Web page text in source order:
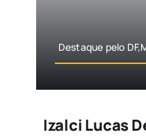
Destaque pelo
Izalci Lucas